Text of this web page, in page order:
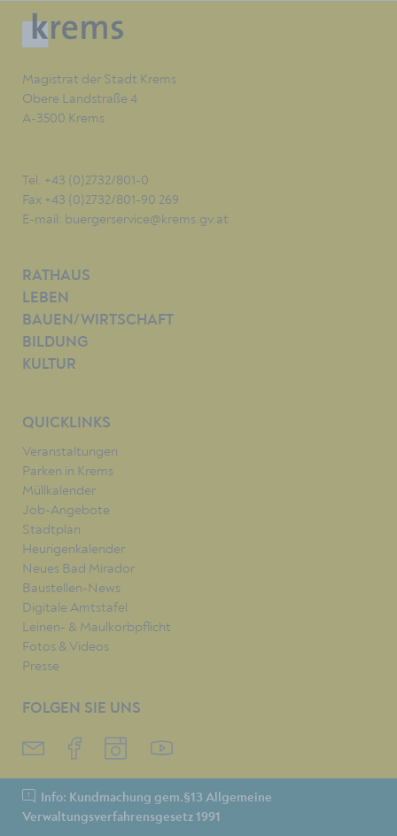
Magistrat der Stadt Krems
Obere Landstraße 4
A-3500 Krems
Tel. +43 (0)2732/801-0
Fax +43 (0)2732/801-90 269
E-mail: buergerservice@krems.gv.at
RATHAUS
LEBEN
BAUEN/WIRTSCHAFT
BILDUNG
KULTUR
QUICKLINKS
Veranstaltungen
Parken in Krems
Müllkalender
Job-Angebote
Stadtplan
Heurigenkalender
Neues Bad Mirador
Baustellen-News
Digitale Amtstafel
Leinen- & Maulkorbpflicht
Fotos & Videos
Presse
FOLGEN SIE UNS
Info: Kundmachung gem.§13 Allgemeine
Verwaltungsverfahrensgesetz 1991